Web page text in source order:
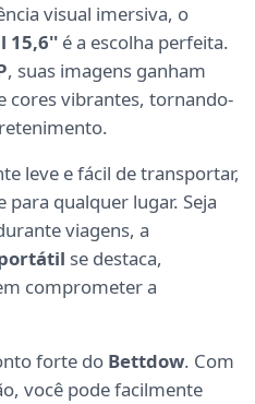
visual imersiva, o
15,6'' é a escolha perfeita.
, suas imagens ganham
cores vibrantes, tornando-
leve e fácil de transportar,
qualquer lugar. Seja
viagens, a
se destaca,
comprometer a
forte do Bettdow. Com
você pode facilmente